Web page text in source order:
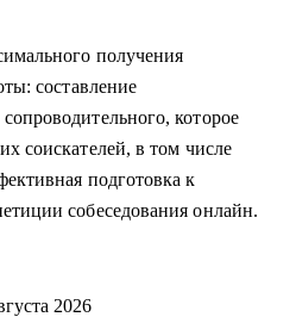
получения
составление
которое
соискателей, в том числе
подготовка к
собеседования онлайн.
2026